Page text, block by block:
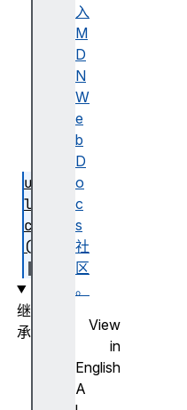
入
M
D
N
W
e
b
D
o
c
s
社
区
。
View
in
English
A
un
lo
ck
()
继
承